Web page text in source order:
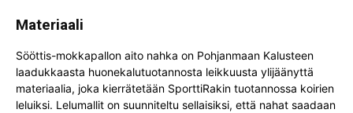
Materiaali
Sööttis-mokkapallon aito nahka on Pohjanmaan Kalusteen
laadukkaasta huonekalutuotannosta leikkuusta ylijäänyttä
materiaalia, joka kierrätetään SporttiRakin tuotannossa koirien
leluiksi. Lelumallit on suunniteltu sellaisiksi, että nahat saadaan